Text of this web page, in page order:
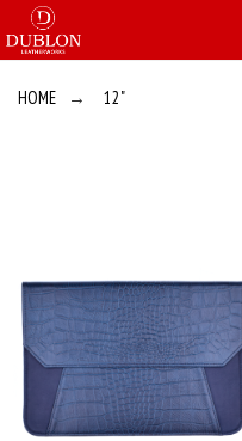
HOME → 12"